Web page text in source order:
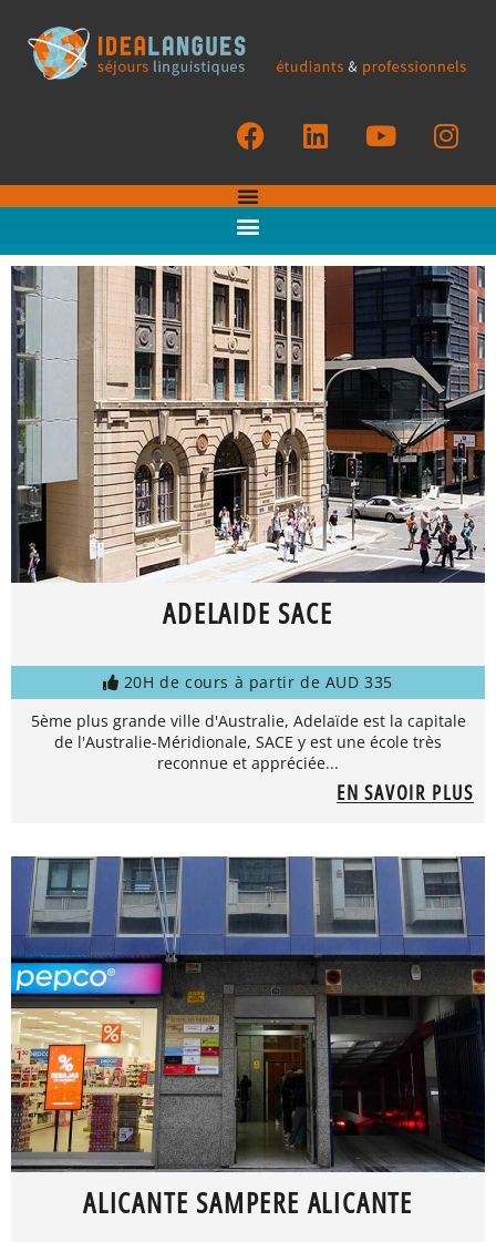
ADELAIDE SACE
20H de cours à partir de AUD 335
5ème plus grande ville d'Australie, Adelaïde est la capitale
de l'Australie-Méridionale, SACE y est une école très
reconnue et appréciée...
EN SAVOIR PLUS
ALICANTE SAMPERE ALICANTE